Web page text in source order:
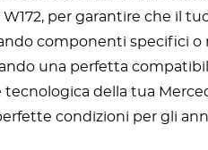
per garantire che il
componenti specifici
una perfetta
della tua
condizioni per gli